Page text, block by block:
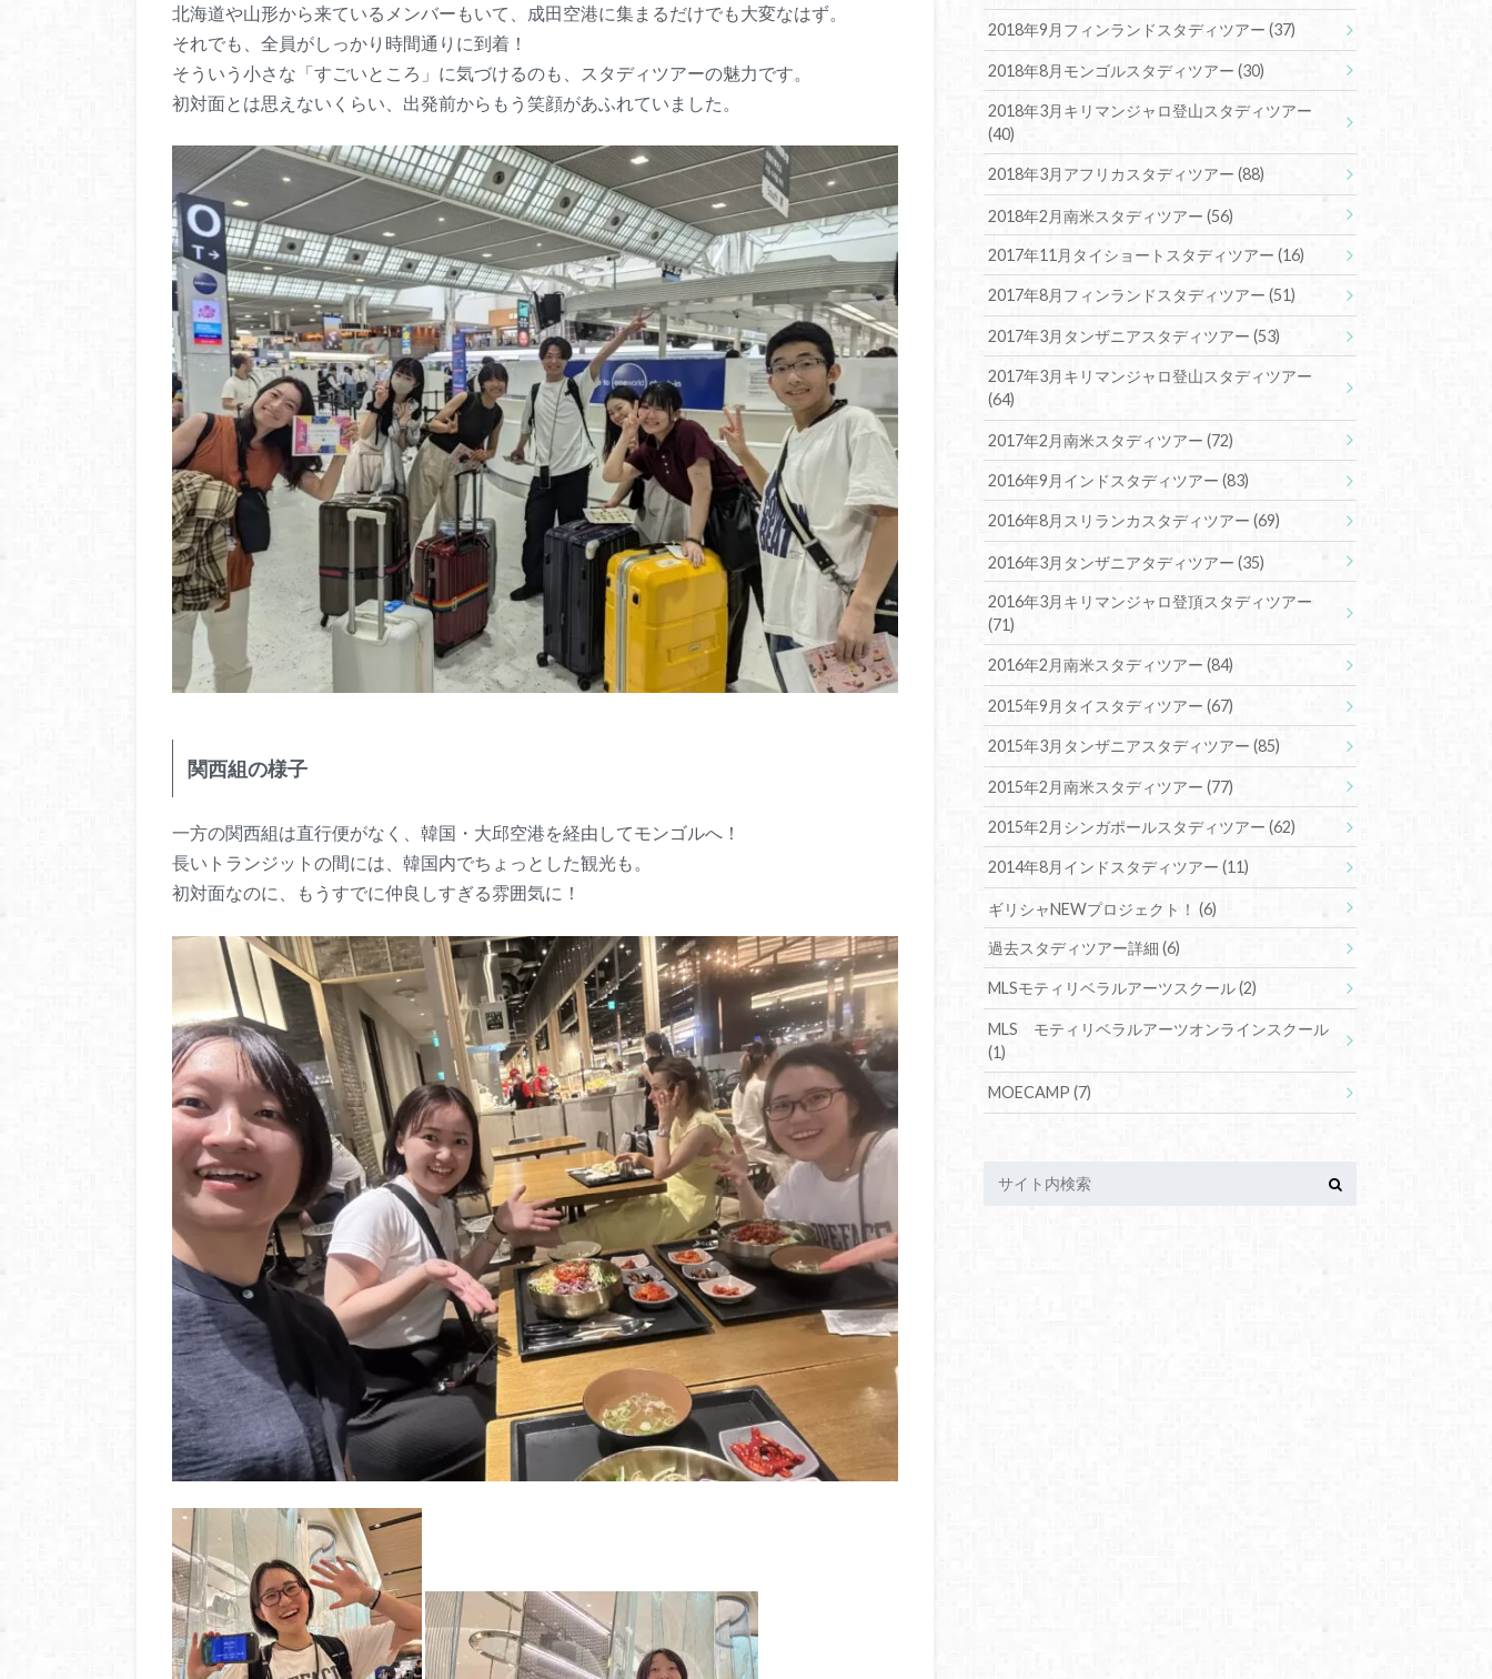
北海道や山形から来ているメンバーもいて、成田空港に集まるだけでも大変なはず。
それでも、全員がしっかり時間通りに到着！
そういう小さな「すごいところ」に気づけるのも、スタディツアーの魅力です。
初対面とは思えないくらい、出発前からもう笑顔があふれていました。
関西組の様子
一方の関西組は直行便がなく、韓国・大邱空港を経由してモンゴルへ！
長いトランジットの間には、韓国内でちょっとした観光も。
初対面なのに、もうすでに仲良しすぎる雰囲気に！
2018年9月フィンランドスタディツアー(37)
2018年8月モンゴルスタディツアー(30)
2018年3月キリマンジャロ登山スタディツアー
(40)
2018年3月アフリカスタディツアー(88)
2018年2月南米スタディツアー(56)
2017年11月タイショートスタディツアー(16)
2017年8月フィンランドスタディツアー(51)
2017年3月タンザニアスタディツアー(53)
2017年3月キリマンジャロ登山スタディツアー
(64)
2017年2月南米スタディツアー(72)
2016年9月インドスタディツアー(83)
2016年8月スリランカスタディツアー(69)
2016年3月タンザニアタディツアー(35)
2016年3月キリマンジャロ登頂スタディツアー
(71)
2016年2月南米スタディツアー(84)
2015年9月タイスタディツアー(67)
2015年3月タンザニアスタディツアー(85)
2015年2月南米スタディツアー(77)
2015年2月シンガポールスタディツアー(62)
2014年8月インドスタディツアー(11)
ギリシャNEWプロジェクト！(6)
過去スタディツアー詳細(6)
MLSモティリベラルアーツスクール(2)
MLS モティリベラルアーツオンラインスクール
(1)
MOECAMP(7)